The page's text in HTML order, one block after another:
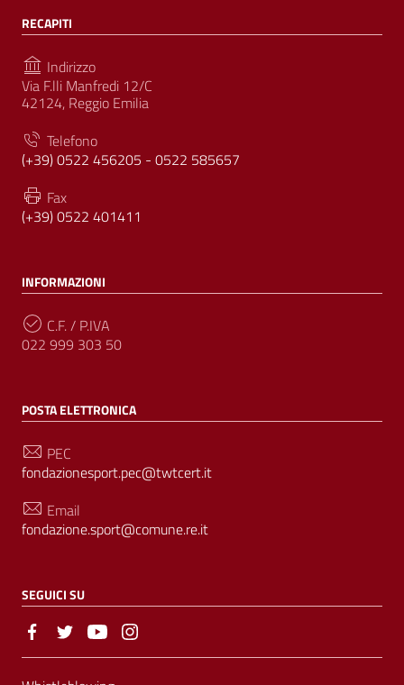
RECAPITI
Indirizzo
Via F.lli Manfredi 12/C
42124, Reggio Emilia
Telefono
(+39) 0522 456205 - 0522 585657
Fax
(+39) 0522 401411
INFORMAZIONI
C.F. / P.IVA
022 999 303 50
POSTA ELETTRONICA
PEC
fondazionesport.pec@twtcert.it
Email
fondazione.sport@comune.re.it
SEGUICI SU